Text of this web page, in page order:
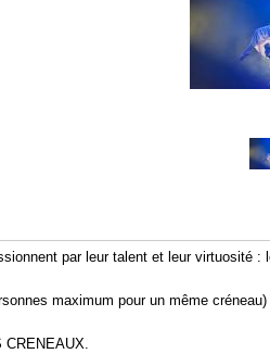
par leur talent et leur virtuosité :
maximum pour un même créneau)